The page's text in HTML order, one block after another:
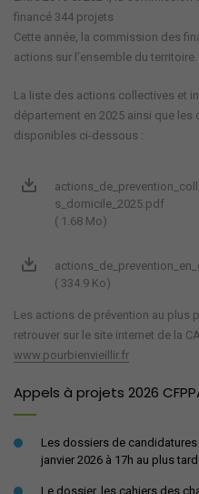
financé 344 projets
Cette année, la commission des
actions sur l’ensemble du territoire.
La liste des actions collectives et
département en 2025 ainsi que
disponibles ci-dessous :
s_domicile_2025.pdf
( 1.68 Mo)
( 334.9 Ko)
Les actions de prévention au plus
retrouver sur le site internet de la
www.pourbienvieillir.fr
Appels à projets 2026
Les dossiers de
janvier 2026 à 17h au plus tard.
Le dossier, les cahiers des